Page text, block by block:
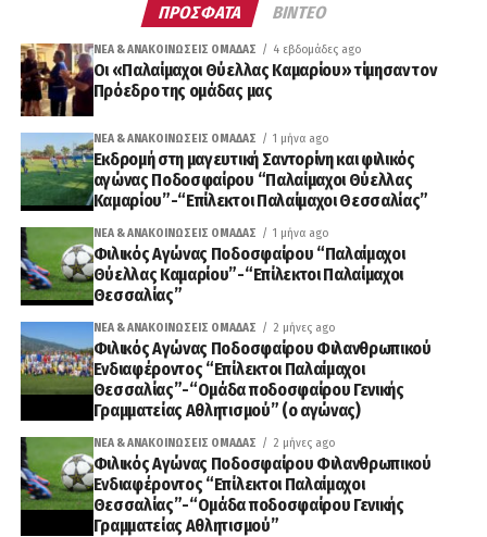
ΠΡΟΣΦΑΤΑ ΒΙΝΤΕΟ
ΝΈΑ & ΑΝΑΚΟΙΝΏΣΕΙΣ ΟΜΆΔΑΣ 4 εβδομάδες ago
Οι «Παλαίμαχοι Θύελλας Καμαρίου» τίμησαν τον
Πρόεδρο της ομάδας μας
ΝΈΑ & ΑΝΑΚΟΙΝΏΣΕΙΣ ΟΜΆΔΑΣ 1 μήνα ago
Εκδρομή στη μαγευτική Σαντορίνη και φιλικός
αγώνας Ποδοσφαίρου “Παλαίμαχοι Θύελλας
Καμαρίου”-“Επίλεκτοι Παλαίμαχοι Θεσσαλίας”
ΝΈΑ & ΑΝΑΚΟΙΝΏΣΕΙΣ ΟΜΆΔΑΣ 1 μήνα ago
Φιλικός Αγώνας Ποδοσφαίρου “Παλαίμαχοι
Θύελλας Καμαρίου”-“Επίλεκτοι Παλαίμαχοι
Θεσσαλίας”
ΝΈΑ & ΑΝΑΚΟΙΝΏΣΕΙΣ ΟΜΆΔΑΣ 2 μήνες ago
Φιλικός Αγώνας Ποδοσφαίρου Φιλανθρωπικού
Ενδιαφέροντος “Επίλεκτοι Παλαίμαχοι
Θεσσαλίας”-“Ομάδα ποδοσφαίρου Γενικής
Γραμματείας Αθλητισμού” (ο αγώνας)
ΝΈΑ & ΑΝΑΚΟΙΝΏΣΕΙΣ ΟΜΆΔΑΣ 2 μήνες ago
Φιλικός Αγώνας Ποδοσφαίρου Φιλανθρωπικού
Ενδιαφέροντος “Επίλεκτοι Παλαίμαχοι
Θεσσαλίας”-“Ομάδα ποδοσφαίρου Γενικής
Γραμματείας Αθλητισμού”